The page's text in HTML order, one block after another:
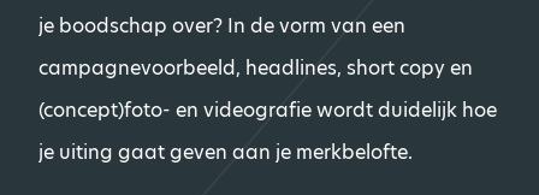
je boodschap over? In de vorm van een
campagnevoorbeeld, headlines, short copy en
(concept)foto- en videografie wordt duidelijk hoe
je uiting gaat geven aan je merkbelofte.